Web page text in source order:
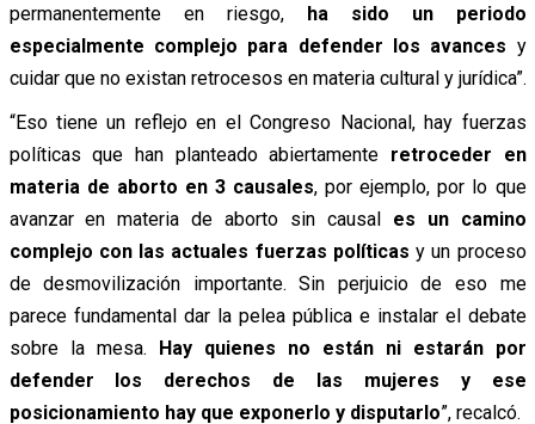
permanentemente en riesgo, ha sido un periodo
especialmente complejo para defender los avances y
cuidar que no existan retrocesos en materia cultural y jurídica”.
“Eso tiene un reflejo en el Congreso Nacional, hay fuerzas
políticas que han planteado abiertamente retroceder en
materia de aborto en 3 causales, por ejemplo, por lo que
avanzar en materia de aborto sin causal es un camino
complejo con las actuales fuerzas políticas y un proceso
de desmovilización importante. Sin perjuicio de eso me
parece fundamental dar la pelea pública e instalar el debate
sobre la mesa. Hay quienes no están ni estarán por
defender los derechos de las mujeres y ese
posicionamiento hay que exponerlo y disputarlo”, recalcó.